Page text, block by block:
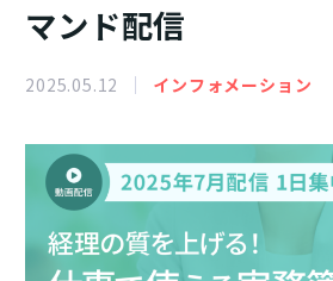
マンド配信
2025.05.12 インフォメーション